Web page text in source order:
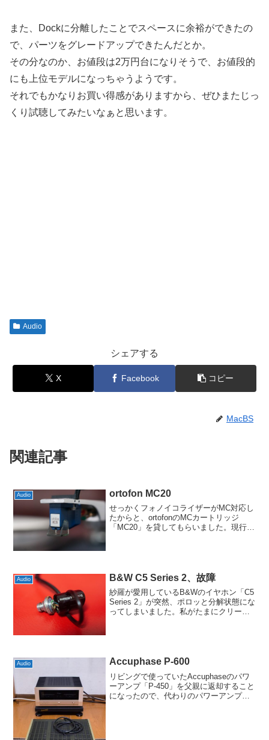
また、Dockに分離したことでスペースに余裕ができたの
で、パーツをグレードアップできたんだとか。
その分なのか、お値段は2万円台になりそうで、お値段的
にも上位モデルになっちゃうようです。
それでもかなりお買い得感がありますから、ぜひまたじっ
くり試聴してみたいなぁと思います。
Audio
シェアする
X Facebook コピー
MacBS
関連記事
Audio ortofon MC20
せっかくフォノイコライザーがMC対応し
たからと、ortofonのMCカートリッジ
「MC20」を貸してもらいました。現行モ
Audio B&W C5 Series 2、故障
紗羅が愛用しているB&Wのイヤホン「C5
Series 2」が突然、ポロッと分解状態にな
ってしまいました。私がたまにクリーニ
Audio Accuphase P-600
リビングで使っていたAccuphaseのパワ
ーアンプ「P-450」を父親に返却すること
になったので、代わりのパワーアンプを